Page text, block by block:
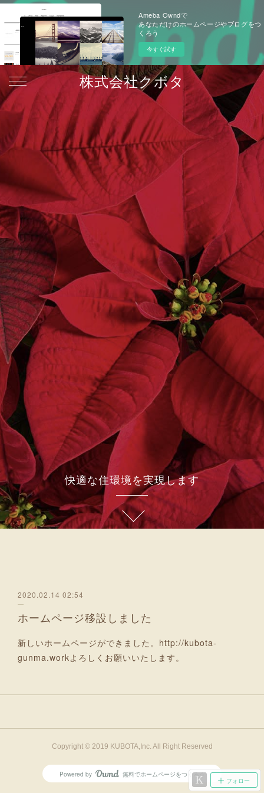
Ameba Owndで
あなただけのホームページやブログをつ
くろう
今すぐ試す
株式会社クボタ
快適な住環境を実現します
2020.02.14 02:54
ホームページ移設しました
新しいホームページができました。http://kubota-
gunma.workよろしくお願いいたします。
フォロー
Copyright © 2019 KUBOTA,Inc. All Right Reserved
Powered by AmebaOwnd
無料でホームページをつくろう